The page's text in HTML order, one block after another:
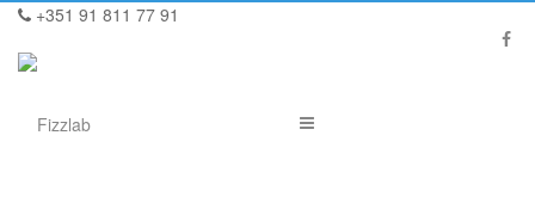
+351 91 811 77 91